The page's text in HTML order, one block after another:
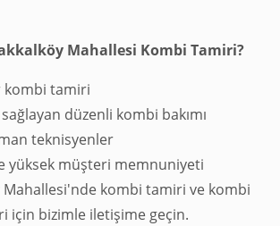
Mahallesi Kombi Tamiri?
kombi tamiri
düzenli kombi bakımı
teknisyenler
yüksek müşteri memnuniyeti
Mahallesi'nde kombi tamiri ve kombi
için bizimle iletişime geçin.